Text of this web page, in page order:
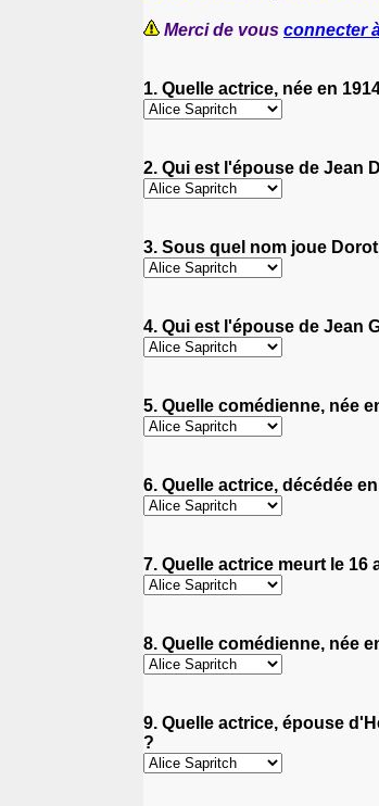
Merci de vous connecter
1. Quelle actrice, née en
2. Qui est l'épouse de Jean
3. Sous quel nom joue
4. Qui est l'épouse de Jean
5. Quelle comédienne, née
6. Quelle actrice, décédée
7. Quelle actrice meurt le
8. Quelle comédienne, née
9. Quelle actrice, épouse
?